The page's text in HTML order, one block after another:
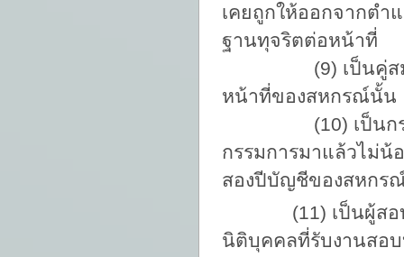
เคยถูกให้ออกจากต
ฐานทุจริตต่อหน้าที่
(9) เป็นคู่สมรส บุ
หน้าที่ของสหกรณ์นั้น
(10) เป็นกรรมก
กรรมการมาแล้วไม่น้
สองปีบัญชีของสหกร
(11) เป็นผู้ส
นิติบุคคลที่รับงานสอ